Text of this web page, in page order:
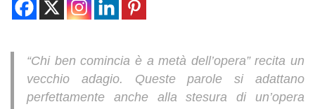
“Chi ben comincia è a metà dell’opera” recita un
vecchio adagio. Queste parole si adattano
perfettamente anche alla stesura di un’opera
based on
how the
Experience